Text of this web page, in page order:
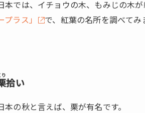
ハロ
ウィ
やき
本では、イチョウの木、もみじの木
プラス」
で、紅葉の名所を調べてみ
り
拾い
本の秋と言えば、栗が有名です。